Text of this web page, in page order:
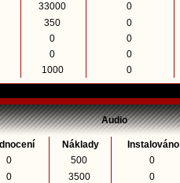
33000 0
350 0
0 0
0 0
1000 0
Audio
Náklady Instalováno
0 500 0
0 3500 0